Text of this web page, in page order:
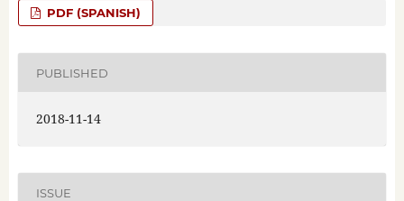
PDF (SPANISH)
PUBLISHED
2018-11-14
ISSUE